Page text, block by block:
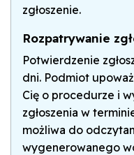
zgłoszenie.
Rozpatrywanie
Potwierdzenie
dni. Podmiot
Cię o procedurze i
zgłoszenia w
możliwa do
wygenerowanego